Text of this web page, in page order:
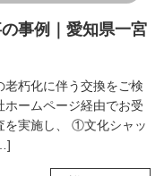
事例｜愛知県一宮
朽化に伴う交換をご検
ームページ経由でお受
を実施し、 ①文化シャッ